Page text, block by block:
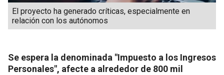
El proyecto ha generado críticas, especialmente en
relación con los autónomos
Se espera la denominada "Impuesto a los Ingresos
Personales", afecte a alrededor de 800 mil